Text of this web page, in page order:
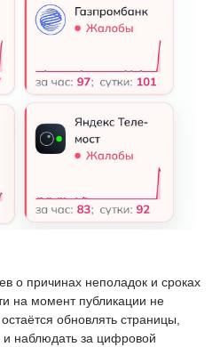
о причинах неполадок и сроках
на момент публикации не
обновлять страницы,
и наблюдать за цифровой